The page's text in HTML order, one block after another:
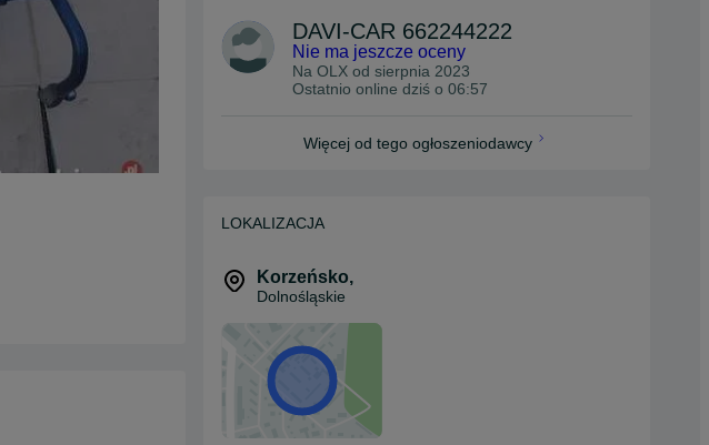
DAVI-CAR 662244222
Nie ma jeszcze oceny
Na OLX od sierpnia 2023
Ostatnio online dziś o 06:57
Więcej od tego ogłoszeniodawcy
LOKALIZACJA
Korzeńsko,
Dolnośląskie